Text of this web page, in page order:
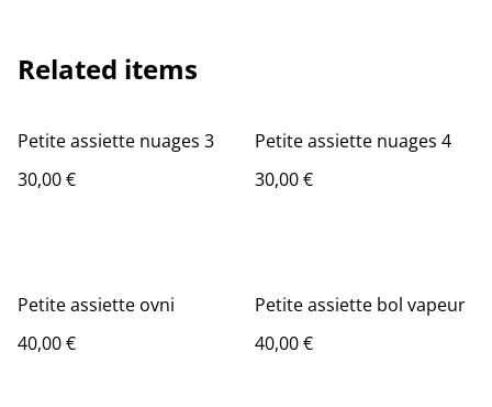
Related items
Petite assiette nuages 3
30,00 €
Petite assiette nuages 4
30,00 €
Petite assiette ovni
40,00 €
Petite assiette bol vapeur
40,00 €